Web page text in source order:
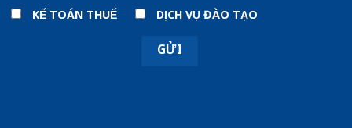
KẾ TOÁN THUẾ
DỊCH VỤ ĐÀO TẠO